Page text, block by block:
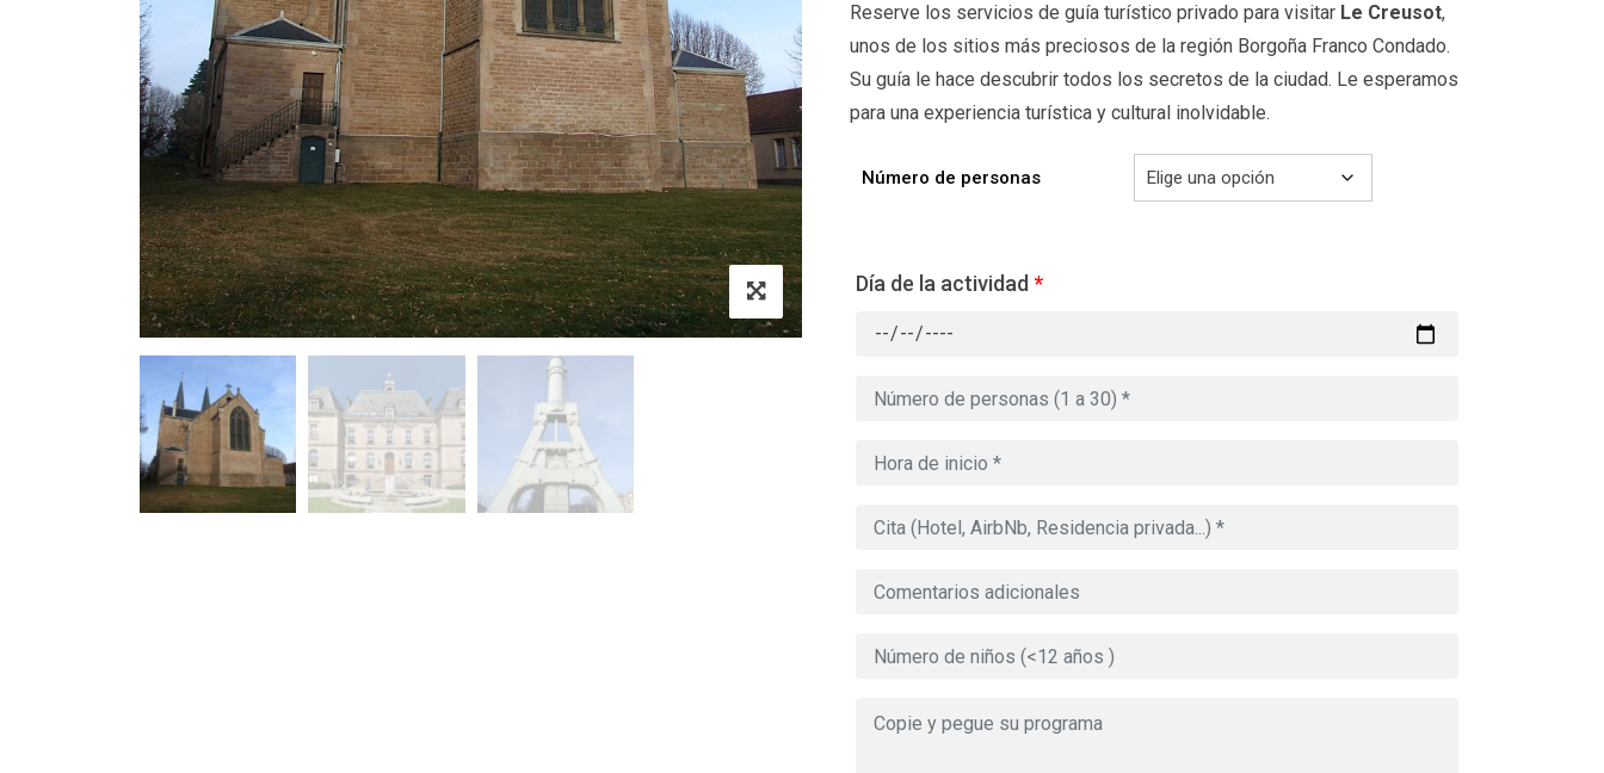
Reserve los servicios de guía turístico privado para visitar Le Creusot,
unos de los sitios más preciosos de la región Borgoña Franco Condado.
Su guía le hace descubrir todos los secretos de la ciudad. Le esperamos
para una experiencia turística y cultural inolvidable.
Número de personas
Día de la actividad *